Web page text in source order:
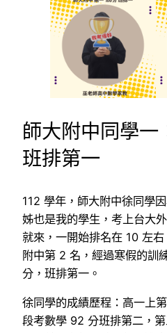
師大附中同學一
班排第一
112 學年，師大附中徐同學
姊也是我的學生，考上台大
就來，一開始排名在 10 左
附中第 2 名，經過寒假的訓
分，班排第一。
徐同學的成績歷程：高一上
段考數學 92 分班排第二，